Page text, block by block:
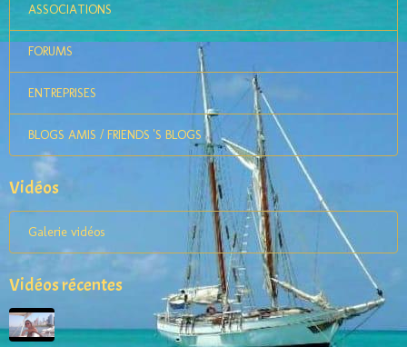
ASSOCIATIONS
FORUMS
ENTREPRISES
BLOGS AMIS / FRIENDS 'S BLOGS
Vidéos
Galerie vidéos
Vidéos récentes